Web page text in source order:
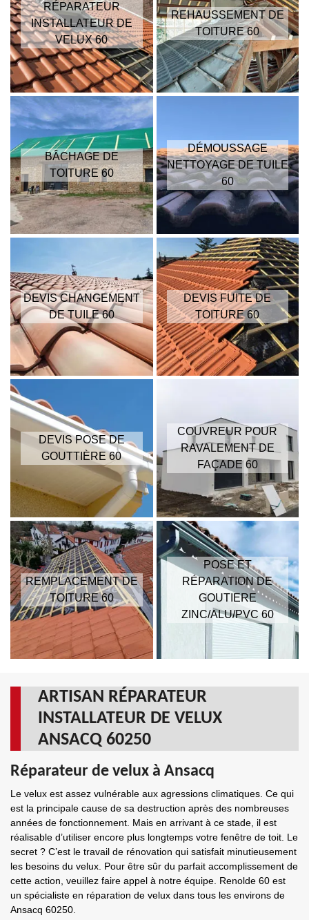
RÉPARATEUR
INSTALLATEUR DE
VELUX 60
REHAUSSEMENT DE
TOITURE 60
BÂCHAGE DE
TOITURE 60
DÉMOUSSAGE
NETTOYAGE DE TUILE
60
DEVIS CHANGEMENT
DE TUILE 60
DEVIS FUITE DE
TOITURE 60
DEVIS POSE DE
GOUTTIÈRE 60
COUVREUR POUR
RAVALEMENT DE
FAÇADE 60
REMPLACEMENT DE
TOITURE 60
POSE ET
RÉPARATION DE
GOUTIERE
ZINC/ALU/PVC 60
ARTISAN RÉPARATEUR
INSTALLATEUR DE VELUX
ANSACQ 60250
Réparateur de velux à Ansacq
Le velux est assez vulnérable aux agressions climatiques. Ce qui
est la principale cause de sa destruction après des nombreuses
années de fonctionnement. Mais en arrivant à ce stade, il est
réalisable d’utiliser encore plus longtemps votre fenêtre de toit. Le
secret ? C’est le travail de rénovation qui satisfait minutieusement
les besoins du velux. Pour être sûr du parfait accomplissement de
cette action, veuillez faire appel à notre équipe. Renolde 60 est
un spécialiste en réparation de velux dans tous les environs de
Ansacq 60250.